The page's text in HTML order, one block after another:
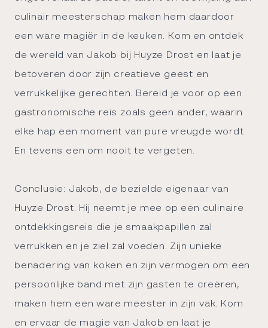
culinair meesterschap maken hem daardoor
een ware magiër in de keuken. Kom en ontdek
de wereld van Jakob bij Huyze Drost en laat je
betoveren door zijn creatieve geest en
verrukkelijke gerechten. Bereid je voor op een
gastronomische reis zoals geen ander, waarin
elke hap een moment van pure vreugde wordt.
En tevens een om nooit te vergeten.
Conclusie: Jakob, de bezielde eigenaar van
Huyze Drost. Hij neemt je mee op een culinaire
ontdekkingsreis die je smaakpapillen zal
verrukken en je ziel zal voeden. Zijn unieke
benadering van koken en zijn vermogen om een
persoonlijke band met zijn gasten te creëren,
maken hem een ware meester in zijn vak. Kom
en ervaar de magie van Jakob en laat je